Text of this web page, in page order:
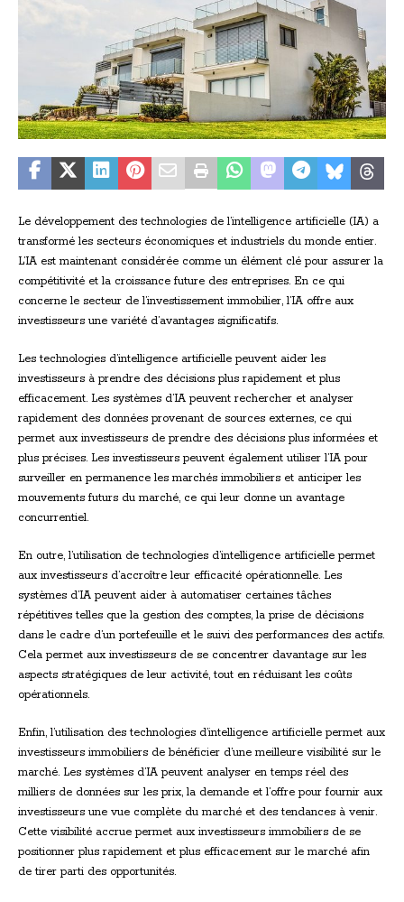
Le développement des technologies de l’intelligence artificielle (IA) a
transformé les secteurs économiques et industriels du monde entier.
L’IA est maintenant considérée comme un élément clé pour assurer la
compétitivité et la croissance future des entreprises. En ce qui
concerne le secteur de l’investissement immobilier, l’IA offre aux
investisseurs une variété d’avantages significatifs.
Les technologies d’intelligence artificielle peuvent aider les
investisseurs à prendre des décisions plus rapidement et plus
efficacement. Les systèmes d’IA peuvent rechercher et analyser
rapidement des données provenant de sources externes, ce qui
permet aux investisseurs de prendre des décisions plus informées et
plus précises. Les investisseurs peuvent également utiliser l’IA pour
surveiller en permanence les marchés immobiliers et anticiper les
mouvements futurs du marché, ce qui leur donne un avantage
concurrentiel.
En outre, l’utilisation de technologies d’intelligence artificielle permet
aux investisseurs d’accroître leur efficacité opérationnelle. Les
systèmes d’IA peuvent aider à automatiser certaines tâches
répétitives telles que la gestion des comptes, la prise de décisions
dans le cadre d’un portefeuille et le suivi des performances des actifs.
Cela permet aux investisseurs de se concentrer davantage sur les
aspects stratégiques de leur activité, tout en réduisant les coûts
opérationnels.
Enfin, l’utilisation des technologies d’intelligence artificielle permet aux
investisseurs immobiliers de bénéficier d’une meilleure visibilité sur le
marché. Les systèmes d’IA peuvent analyser en temps réel des
milliers de données sur les prix, la demande et l’offre pour fournir aux
investisseurs une vue complète du marché et des tendances à venir.
Cette visibilité accrue permet aux investisseurs immobiliers de se
positionner plus rapidement et plus efficacement sur le marché afin
de tirer parti des opportunités.